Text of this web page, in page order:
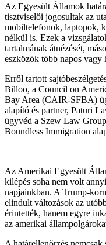
Az Egyesült Államok
tisztviselői jogosultak az
mobiltelefonok, laptopok,
nélkül is. Ezek a
tartalmának átnézését,
eszközök több napos vagy
Erről tartott
Billoo, a Council on
Bay Area (CAIR-SFBA)
alapító és partner, Paturi
ügyvéd a Szew Law
Boundless Immigration
Az Amerikai Egyesült
kilépés soha nem volt
napjainkban. A Trump-
elindult változások az
érintették, hanem egyre
az amerikai